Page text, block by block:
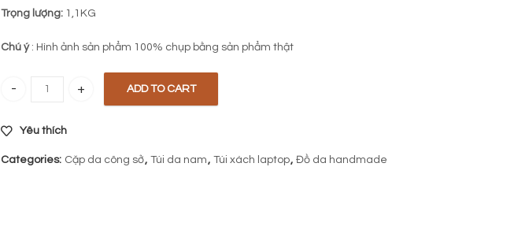
Trọng lượng: 1,1KG
Chú ý : Hình ảnh sản phẩm 100% chụp bằng sản phẩm thật
Cặp doanh nhân da bò 531 quantity
ADD TO CART
Yêu thích
Categories: Cặp da công sở, Túi da nam, Túi xách laptop, Đồ da handmade